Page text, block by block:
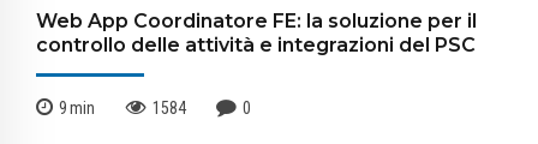
Web App Coordinatore FE: la soluzione per il
controllo delle attività e integrazioni del PSC
9min 1584 0